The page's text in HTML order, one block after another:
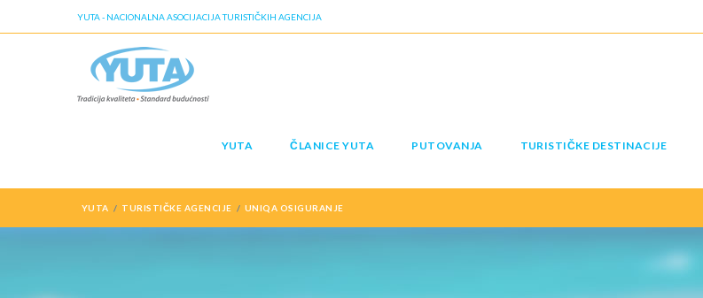
YUTA - NACIONALNA ASOCIJACIJA TURISTIČKIH AGENCIJA
YUTA ČLANICE YUTA PUTOVANJA TURISTIČKE DESTINACIJE
YUTA TURISTIČKE AGENCIJE UNIQA OSIGURANJE